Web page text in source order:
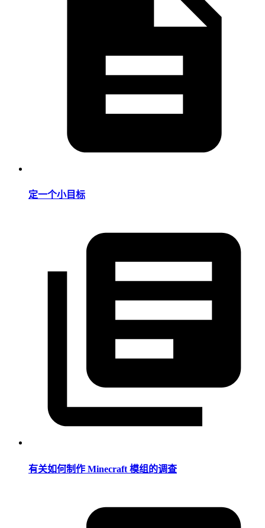
定一个小目标
有关如何制作 Minecraft 模组的调查